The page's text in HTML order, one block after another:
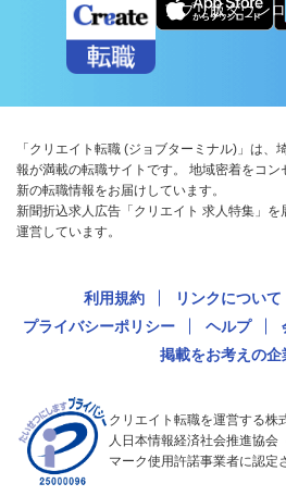
アプリ版ダウン
「クリエイト転職 (ジョブターミナル)」は、
報が満載の転職サイトです。 地域密着をコ
新の転職情報をお届けしています。
新聞折込求人広告「クリエイト 求人特集」
運営しています。
利用規約 リンクについて
プライバシーポリシー
ヘルプ
掲載をお考えの企
クリエイト転職を運営する株
人日本情報経済社会推進協会
マーク使用許諾事業者に認定